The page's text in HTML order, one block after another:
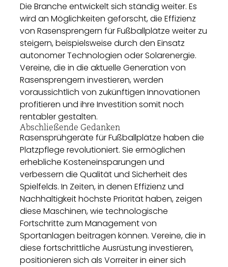
Die Branche entwickelt sich ständig weiter. Es
wird an Möglichkeiten geforscht, die Effizienz
von Rasensprengern für Fußballplätze weiter zu
steigern, beispielsweise durch den Einsatz
autonomer Technologien oder Solarenergie.
Vereine, die in die aktuelle Generation von
Rasensprengern investieren, werden
voraussichtlich von zukünftigen Innovationen
profitieren und ihre Investition somit noch
rentabler gestalten.
Abschließende Gedanken
Rasensprühgeräte für Fußballplätze haben die
Platzpflege revolutioniert. Sie ermöglichen
erhebliche Kosteneinsparungen und
verbessern die Qualität und Sicherheit des
Spielfelds. In Zeiten, in denen Effizienz und
Nachhaltigkeit höchste Priorität haben, zeigen
diese Maschinen, wie technologische
Fortschritte zum Management von
Sportanlagen beitragen können. Vereine, die in
diese fortschrittliche Ausrüstung investieren,
positionieren sich als Vorreiter in einer sich